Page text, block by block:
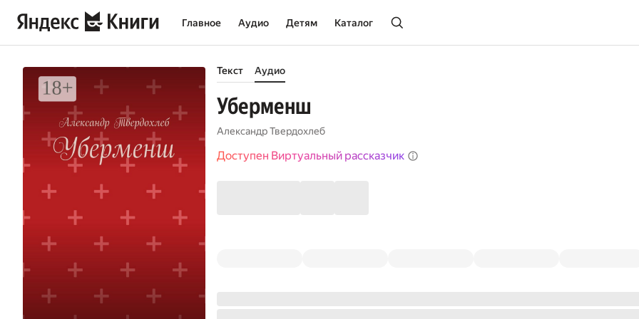
Главное Аудио Детям Каталог
Текст Аудио
Уберменш
Александр Твердохлеб
Доступен Виртуальный рассказчик